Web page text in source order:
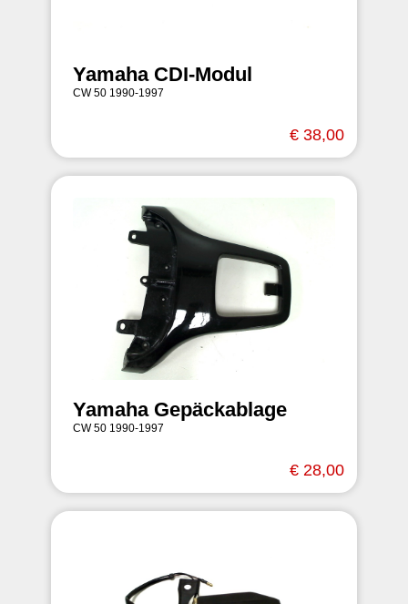
Yamaha CDI-Modul
CW 50 1990-1997
€ 38,00
Yamaha Gepäckablage
CW 50 1990-1997
€ 28,00